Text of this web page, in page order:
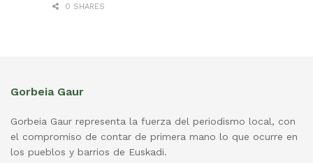
0 SHARES
Gorbeia Gaur
Gorbeia Gaur representa la fuerza del periodismo local, con
el compromiso de contar de primera mano lo que ocurre en
los pueblos y barrios de Euskadi.